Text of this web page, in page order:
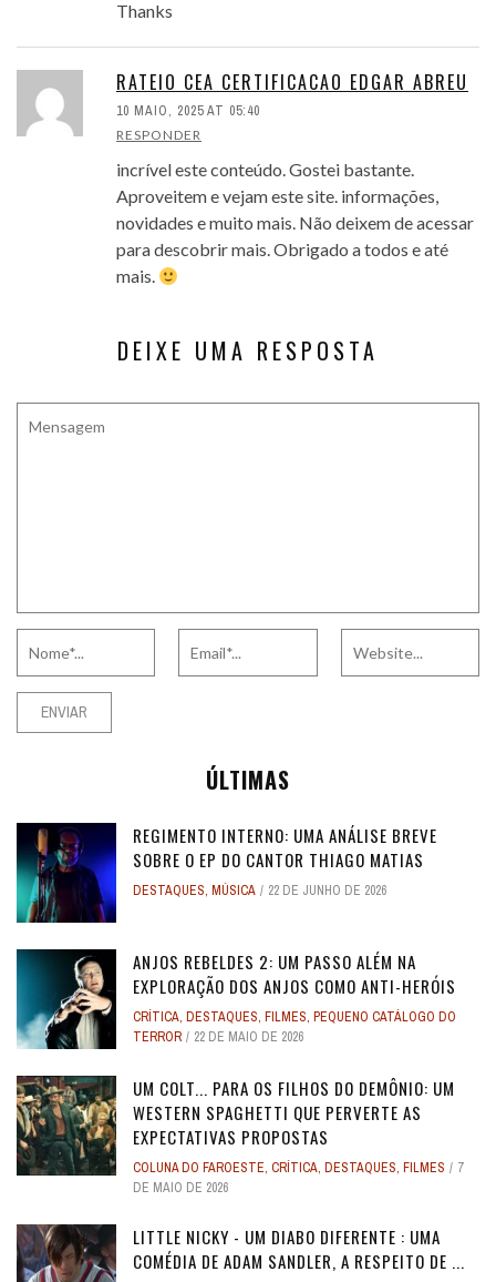
Thanks
RATEIO CEA CERTIFICACAO EDGAR ABREU
10 MAIO, 2025 AT 05:40
RESPONDER
incrível este conteúdo. Gostei bastante.
Aproveitem e vejam este site. informações,
novidades e muito mais. Não deixem de acessar
para descobrir mais. Obrigado a todos e até
mais.
DEIXE UMA RESPOSTA
ÚLTIMAS
REGIMENTO INTERNO: UMA ANÁLISE BREVE
SOBRE O EP DO CANTOR THIAGO MATIAS
DESTAQUES, MÚSICA 22 DE JUNHO DE 2026
ANJOS REBELDES 2: UM PASSO ALÉM NA
EXPLORAÇÃO DOS ANJOS COMO ANTI-HERÓIS
CRÍTICA, DESTAQUES, FILMES, PEQUENO CATÁLOGO DO
TERROR
22 DE MAIO DE 2026
UM COLT... PARA OS FILHOS DO DEMÔNIO: UM
WESTERN SPAGHETTI QUE PERVERTE AS
EXPECTATIVAS PROPOSTAS
COLUNA DO FAROESTE, CRÍTICA, DESTAQUES, FILMES
7
DE MAIO DE 2026
LITTLE NICKY - UM DIABO DIFERENTE : UMA
COMÉDIA DE ADAM SANDLER, A RESPEITO DE ...